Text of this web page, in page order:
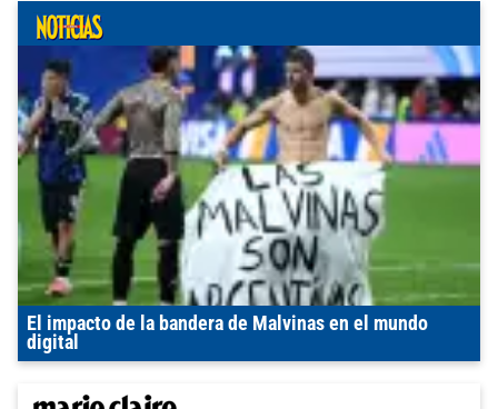
El impacto de la bandera de Malvinas en el mundo
digital